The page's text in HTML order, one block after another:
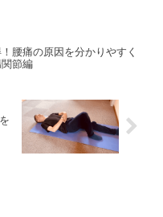
腰痛の原因を分かりやすく
節編